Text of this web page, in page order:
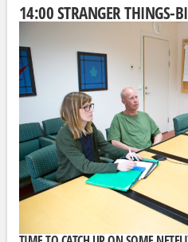
14:00 STRANGER THINGS-